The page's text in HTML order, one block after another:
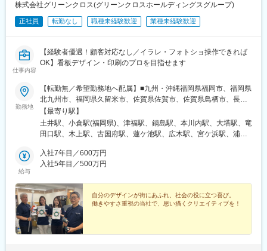
株式会社グリーンクロス(グリーンクロスホールディングスグループ)
正社員 転勤なし 職種未経験歓迎 業種未経験歓迎
仕事内容
【経験者優遇！顧客対応なし／イラレ・フォトショ操作できれば
OK】看板デザイン・印刷のプロを目指せます
勤務地
【転勤無／希望勤務地へ配属】■九州・沖縄福岡県福岡市、福岡県
北九州市、福岡県久留米市、佐賀県佐賀市、佐賀県鳥栖市、長崎
県西彼杵郡長与町、長崎県佐世保市、熊本県熊本市、熊本県球磨
郡あさぎり町、大分県大分市、宮崎県宮崎市、鹿児島県鹿児島
市、鹿児島県鹿屋市、沖縄県浦添市、沖縄県名護市 ■中国山口県
山市、鳥取県鳥取市、鳥取県境港市、島根県松江市 ■四国愛媛県
松山市、香川県高松市、徳島県徳島市、高知県高知市 ■東海愛知
阜県羽島市 ■関西大阪府大阪市、大阪府堺市、兵庫県神戸市、兵
庫県姫路市、奈良県奈良市、京都府京都市 ■関東東京都中央区、
埼玉県川口市、埼玉県久喜市、埼玉県さいたま市、神奈川県横浜
市、神奈川県相模原市、千葉県千葉市 ■東北宮城県仙台市、宮城
県石巻市、山形県山形市、福島県郡山市 ※受動喫煙対策あり
【最寄り駅】
土井駅、小倉駅(福岡県)、津福駅、鍋島駅、本川内駅、大塔駅、竜
田口駅、木上駅、古国府駅、蓮ケ池駅、広木駅、宮ケ浜駅、浦添
駅、東山・おかでんミュージアム駅、鳥取駅、高松町駅、朝日ケ
丘駅、伊予和気駅、林道駅、阿波富田駅、旭町一丁目駅、本星崎
センター駅、英賀保駅、帯解駅、竹田駅(京都府)、東日本橋駅、鳩
ケ谷駅、鷲宮駅、鉄道博物館駅、大倉山駅(神奈川県)、南橋本駅、
本千葉駅、南仙台駅、蛇田駅、北山形駅、郡山富田駅、木太東口
駅、桃谷駅、計算科学センター駅、伏見駅(京都府)、馬喰横山駅、
大阪上本町駅、浜町駅
給与
入社7年目／600万円
入社5年目／500万円
自分のデザインが街にあふれ、社会の役に立つ喜び。
働きやすさ重視の当社で、思い描くクリエイティブを！